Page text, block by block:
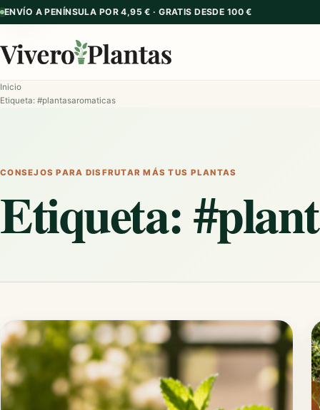
ENVÍO A PENÍNSULA POR 4,95 € · GRATIS DESDE 100 €
Inicio
Etiqueta: #plantasaromaticas
CONSEJOS PARA DISFRUTAR MÁS TUS PLANTAS
Etiqueta:
GUÍA
GUÍA